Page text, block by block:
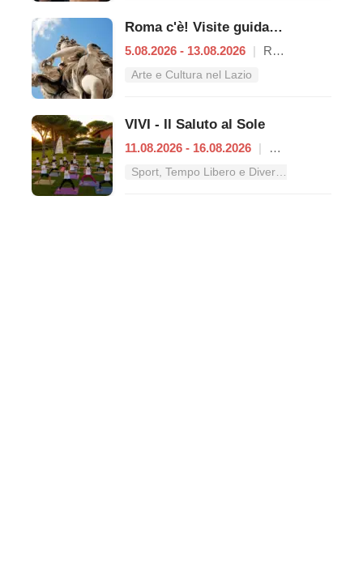
Roma c'è! Visite guidate (anche per bambini) dal 5 al 13 agosto 2026
5.08.2026 - 13.08.2026 | Roma
Arte e Cultura nel Lazio
VIVI - Il Saluto al Sole
11.08.2026 - 16.08.2026 |